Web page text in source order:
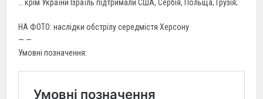
… крім України Ізраїль підтримали США, Сербія, Польща, Грузія;
НА ФОТО: наслідки обстрілу середмістя Херсону
— —
Умовні позначення: